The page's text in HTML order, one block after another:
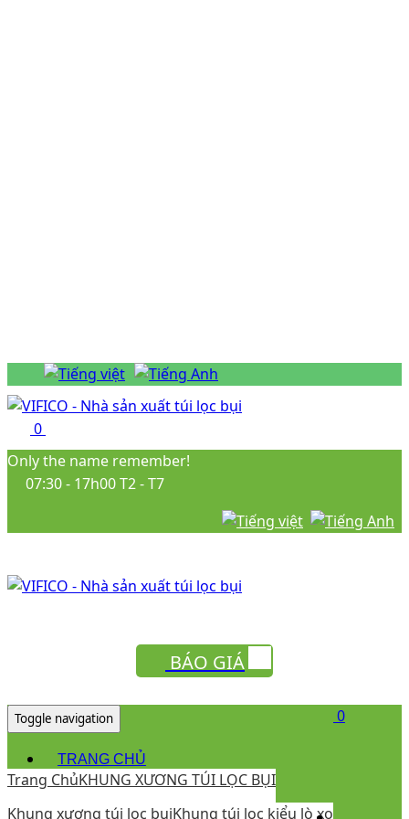
0
Only the name remember!
07:30 - 17h00 T2 - T7
BÁO GIÁ
Toggle navigation
TRANG CHỦ
GIỚI THIỆU
SẢN PHẨM
0
Trang ChủKHUNG XƯƠNG TÚI LỌC BỤI
Khung xương túi lọc bụiKhung túi lọc kiểu lò xo